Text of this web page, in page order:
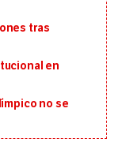
tras
en
no se